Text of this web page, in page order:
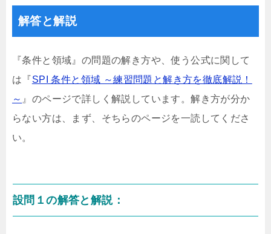
解答と解説
『条件と領域』の問題の解き方や、使う公式に関して
は『SPI 条件と領域 ～練習問題と解き方を徹底解説！
～ 』のページで詳しく解説しています。解き方が分か
らない方は、まず、そちらのページを一読してくださ
い。
設問１の解答と解説：